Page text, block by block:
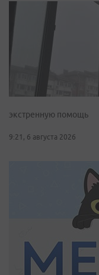
экстренную помощь
9:21, 6 августа 2026